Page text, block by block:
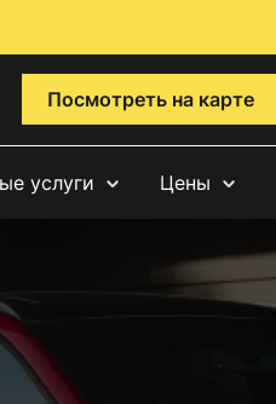
Посмотреть на карте
услуги Цены